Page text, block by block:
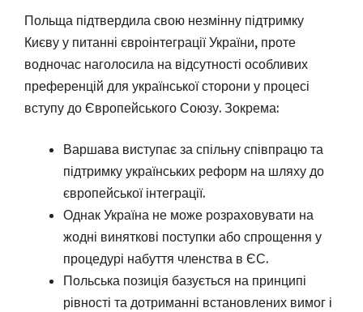
Польща підтвердила свою незмінну підтримку
Києву у питанні євроінтеграції України, проте
водночас наголосила на відсутності особливих
преференцій для української сторони у процесі
вступу до Європейського Союзу. Зокрема:
Варшава виступає за спільну співпрацю та
підтримку українських реформ на шляху до
європейської інтеграції.
Однак Україна не може розраховувати на
жодні виняткові поступки або спрощення у
процедурі набуття членства в ЄС.
Польська позиція базується на принципі
рівності та дотриманні встановлених вимог і